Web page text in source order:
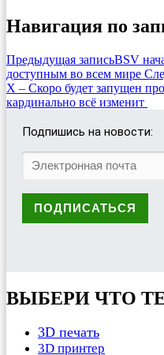
Навигация по
Предыдущая записьBSV
доступным во всем мире
X – Скоро будет запущен
кардинально всё изменит
Подпишись на новости:
ВЫБЕРИ ЧТО
3D печать
3D принтер